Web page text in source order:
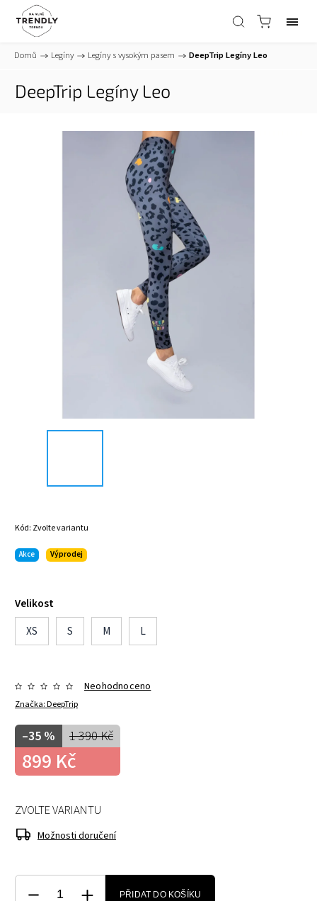
Domů / Legíny / Legíny s vysokým pasem / DeepTrip Legíny Leo
DeepTrip Legíny Leo
Kód: Zvolte variantu
Akce Výprodej
Velikost
XS
S M L
Značka:DeepTrip
Neohodnoceno
1 390 Kč
–35 %
899 Kč
ZVOLTE VARIANTU
Možnosti doručení
PŘIDAT DO KOŠÍKU